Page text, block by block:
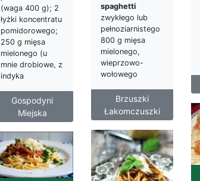
(waga 400 g); 2
łyżki koncentratu
pomidorowego;
250 g mięsa
mielonego (u
mnie drobiowe, z
indyka
Gospodyni
Miejska
spaghetti
zwykłego lub
pełnoziarnistego
800 g mięsa
mielonego,
wieprzowo-
wołowego
Brzuszki
Łakomczuszki